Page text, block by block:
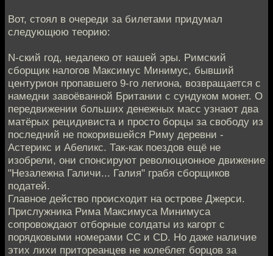
Вот, стоял в очереди за билетами придумал
следующюю теорию:
N-ский год, недалеко от нашей эры. Римский
сборщик налогов Максимус Минимус, бывший
центурион пропавшего 9-го легиона, возвращается с
намедни завоёванной Британии с сундуком монет. О
передвижении больших денежных масс узнают два
матёрых рецидивиста и просто борцы за свободу из
последний не покорившейся Риму деревни -
Астерикс и Абеликс. Так-как поездов ещё не
изобрели, они спонсируют революционное движение
"Незалежна Галичи... Галия" грабя сборщиков
податей.
Главное действо происходит на острове Джерси.
Прислужника Рима Максимуса Минимуса
сопровождают отборные солдаты из кагорт с
порядковыми номерами СС и СD. Но даже наличие
этих лихи притореанцев не колеблет борцов за